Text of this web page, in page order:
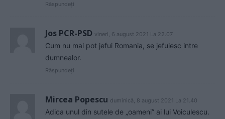
Răspundeți
Jos PCR-PSD vineri, 6 august 2021 La 22.07
Cum nu mai pot jefui Romania, se jefuiesc intre
dumnealor.
Răspundeți
Mircea Popescu duminică, 8 august 2021 La 21.40
Adica unul din sutele de „oameni” ai lui Voiculescu.